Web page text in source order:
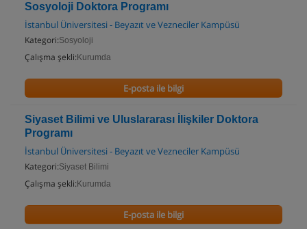
Sosyoloji Doktora Programı
İstanbul Üniversitesi - Beyazıt ve Vezneciler Kampüsü
Kategori:Sosyoloji
Çalışma şekli: Kurumda
E-posta ile bilgi
Siyaset Bilimi ve Uluslararası İlişkiler Doktora
Programı
İstanbul Üniversitesi - Beyazıt ve Vezneciler Kampüsü
Kategori:Siyaset Bilimi
Çalışma şekli: Kurumda
E-posta ile bilgi